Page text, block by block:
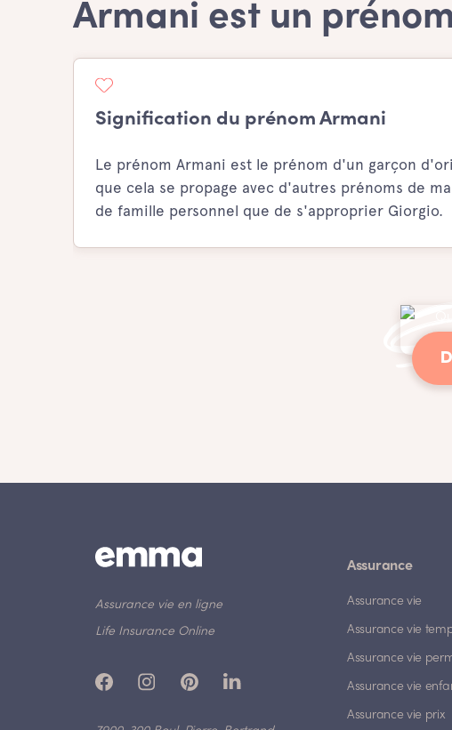
Armani est un
Signification du prénom Armani
Le prénom Armani est le prénom d'un garçon
que cela se propage avec d'autres prénoms de
de famille personnel que de s'approprier Giorgio.
Assurance vie en ligne
Life Insurance Online
Assurance
Assurance vie
Assurance vie
Assurance vie
Assurance vie
Assurance vie prix